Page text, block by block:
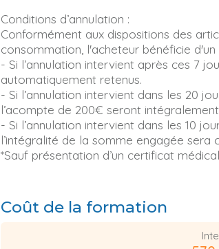
Conditions d’annulation :
Conformément aux dispositions des
consommation, l'acheteur bénéficie
- Si l’annulation intervient après ces 7
automatiquement retenus.
- Si l’annulation intervient dans les 20
l’acompte de 200€ seront
- Si l’annulation intervient dans les 10
l’intégralité de la somme engagée sera
*Sauf présentation d’un certificat médical
Coût de la formation